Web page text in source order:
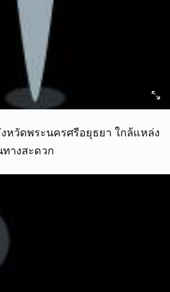
หวัดพระนครศรีอยุธยา ใกล้แหล่ง
างสะดวก